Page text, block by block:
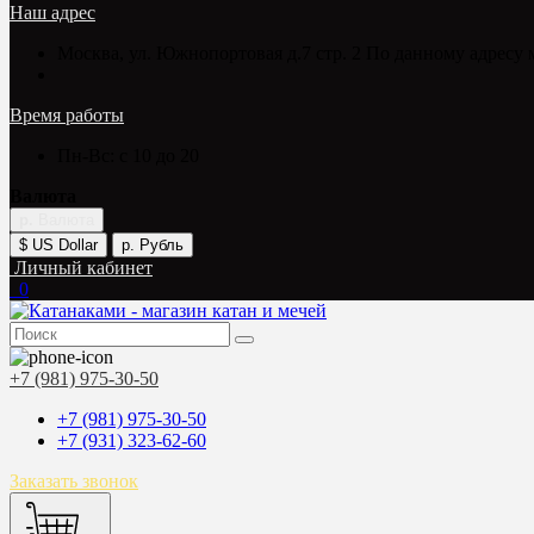
Наш адрес
Время работы
$ US Dollar
р. Рубль
Личный кабинет
0
+7 (981) 975-30-50
+7 (981) 975-30-50
+7 (931) 323-62-60
Заказать звонок